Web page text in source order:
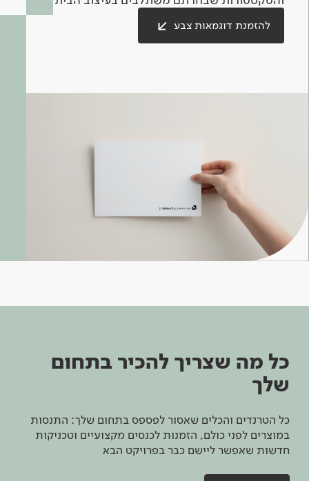
להזמנת דוגמאות צבע
כל מה שצריך להכיר בתחום
שלך
כל הטרנדים והכלים שאסור לפספס בתחום שלך: התנסות
במוצרים לפני כולם, הזמנות לכנסים מקצועיים וטכניקות
חדשות שאפשר ליישם כבר בפרויקט הבא